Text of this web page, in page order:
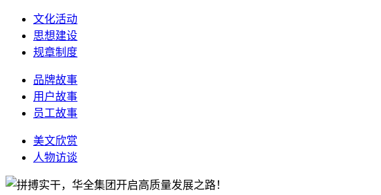
文化活动
思想建设
规章制度
品牌故事
用户故事
员工故事
美文欣赏
人物访谈